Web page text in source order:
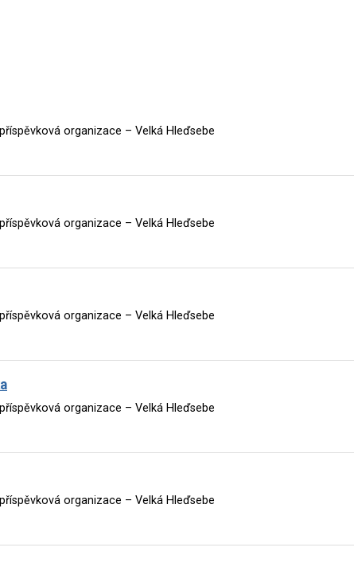
organizace – Velká Hleďsebe
organizace – Velká Hleďsebe
organizace – Velká Hleďsebe
organizace – Velká Hleďsebe
organizace – Velká Hleďsebe